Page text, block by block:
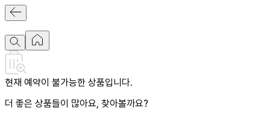
현재 예약이 불가능한 상품입니다.
더 좋은 상품들이 많아요, 찾아볼까요?